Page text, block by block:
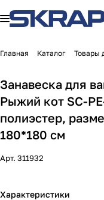
Главная Каталог Товары
Занавеска для
Рыжий кот SC-
полиэстер,
180*180 см
Арт. 311932
Характеристики